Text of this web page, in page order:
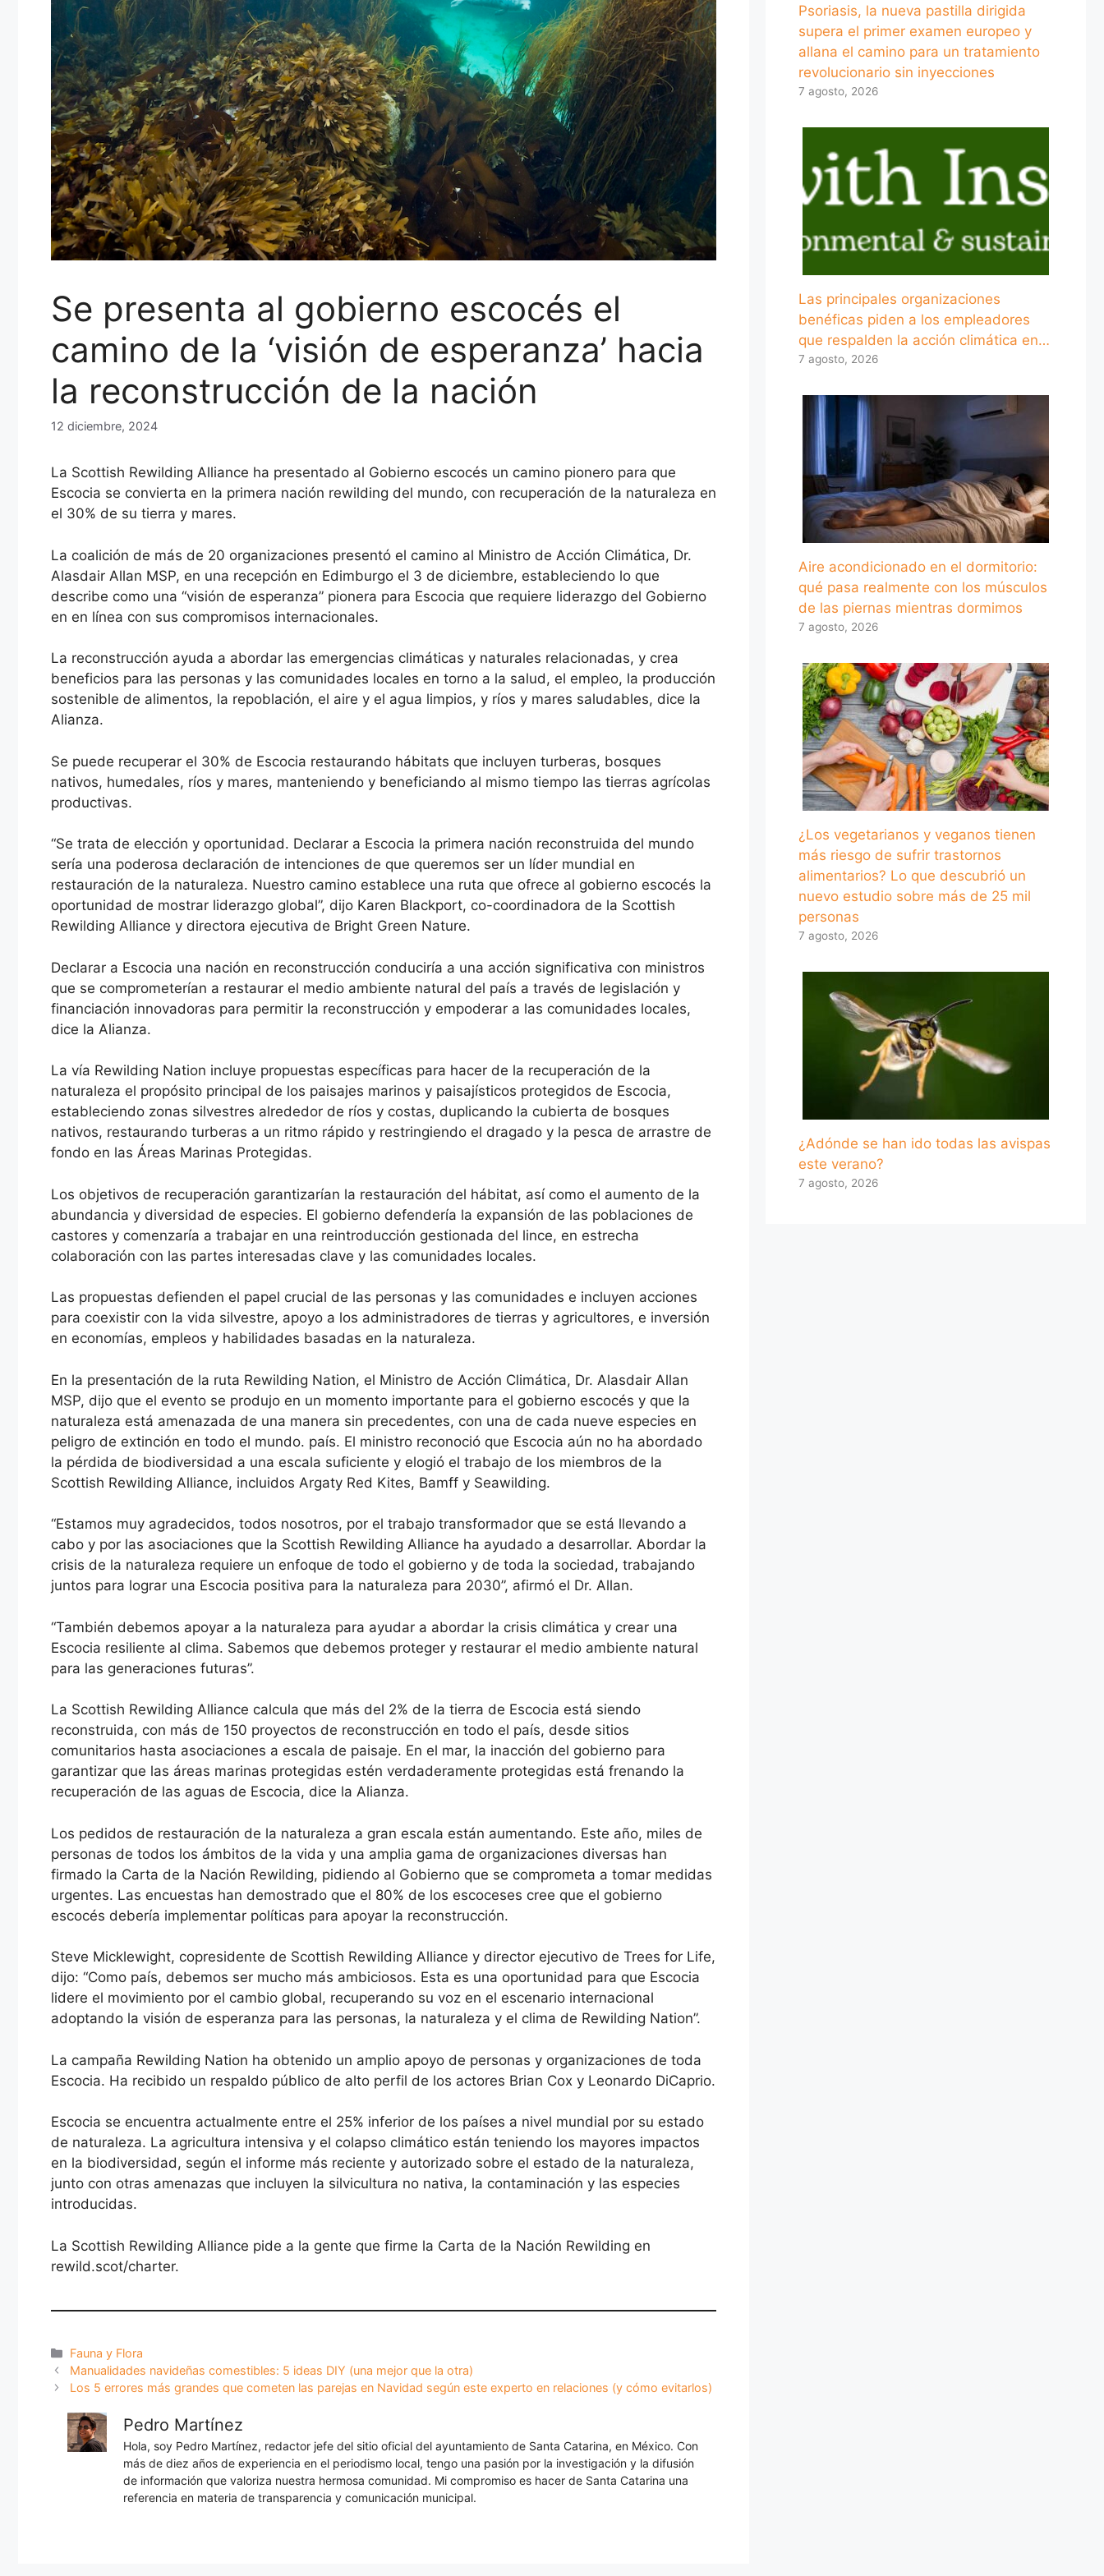
Se presenta al gobierno escocés el
camino de la ‘visión de esperanza’ hacia
la reconstrucción de la nación
12 diciembre, 2024
La Scottish Rewilding Alliance ha presentado al Gobierno escocés un camino pionero para que
Escocia se convierta en la primera nación rewilding del mundo, con recuperación de la naturaleza en
el 30% de su tierra y mares.
La coalición de más de 20 organizaciones presentó el camino al Ministro de Acción Climática, Dr.
Alasdair Allan MSP, en una recepción en Edimburgo el 3 de diciembre, estableciendo lo que
describe como una “visión de esperanza” pionera para Escocia que requiere liderazgo del Gobierno
en en línea con sus compromisos internacionales.
La reconstrucción ayuda a abordar las emergencias climáticas y naturales relacionadas, y crea
beneficios para las personas y las comunidades locales en torno a la salud, el empleo, la producción
sostenible de alimentos, la repoblación, el aire y el agua limpios, y ríos y mares saludables, dice la
Alianza.
Se puede recuperar el 30% de Escocia restaurando hábitats que incluyen turberas, bosques
nativos, humedales, ríos y mares, manteniendo y beneficiando al mismo tiempo las tierras agrícolas
productivas.
“Se trata de elección y oportunidad. Declarar a Escocia la primera nación reconstruida del mundo
sería una poderosa declaración de intenciones de que queremos ser un líder mundial en
restauración de la naturaleza. Nuestro camino establece una ruta que ofrece al gobierno escocés la
oportunidad de mostrar liderazgo global”, dijo Karen Blackport, co-coordinadora de la Scottish
Rewilding Alliance y directora ejecutiva de Bright Green Nature.
Declarar a Escocia una nación en reconstrucción conduciría a una acción significativa con ministros
que se comprometerían a restaurar el medio ambiente natural del país a través de legislación y
financiación innovadoras para permitir la reconstrucción y empoderar a las comunidades locales,
dice la Alianza.
La vía Rewilding Nation incluye propuestas específicas para hacer de la recuperación de la
naturaleza el propósito principal de los paisajes marinos y paisajísticos protegidos de Escocia,
estableciendo zonas silvestres alrededor de ríos y costas, duplicando la cubierta de bosques
nativos, restaurando turberas a un ritmo rápido y restringiendo el dragado y la pesca de arrastre de
fondo en las Áreas Marinas Protegidas.
Los objetivos de recuperación garantizarían la restauración del hábitat, así como el aumento de la
abundancia y diversidad de especies. El gobierno defendería la expansión de las poblaciones de
castores y comenzaría a trabajar en una reintroducción gestionada del lince, en estrecha
colaboración con las partes interesadas clave y las comunidades locales.
Las propuestas defienden el papel crucial de las personas y las comunidades e incluyen acciones
para coexistir con la vida silvestre, apoyo a los administradores de tierras y agricultores, e inversión
en economías, empleos y habilidades basadas en la naturaleza.
En la presentación de la ruta Rewilding Nation, el Ministro de Acción Climática, Dr. Alasdair Allan
MSP, dijo que el evento se produjo en un momento importante para el gobierno escocés y que la
naturaleza está amenazada de una manera sin precedentes, con una de cada nueve especies en
peligro de extinción en todo el mundo. país. El ministro reconoció que Escocia aún no ha abordado
la pérdida de biodiversidad a una escala suficiente y elogió el trabajo de los miembros de la
Scottish Rewilding Alliance, incluidos Argaty Red Kites, Bamff y Seawilding.
“Estamos muy agradecidos, todos nosotros, por el trabajo transformador que se está llevando a
cabo y por las asociaciones que la Scottish Rewilding Alliance ha ayudado a desarrollar. Abordar la
crisis de la naturaleza requiere un enfoque de todo el gobierno y de toda la sociedad, trabajando
juntos para lograr una Escocia positiva para la naturaleza para 2030”, afirmó el Dr. Allan.
“También debemos apoyar a la naturaleza para ayudar a abordar la crisis climática y crear una
Escocia resiliente al clima. Sabemos que debemos proteger y restaurar el medio ambiente natural
para las generaciones futuras”.
La Scottish Rewilding Alliance calcula que más del 2% de la tierra de Escocia está siendo
reconstruida, con más de 150 proyectos de reconstrucción en todo el país, desde sitios
comunitarios hasta asociaciones a escala de paisaje. En el mar, la inacción del gobierno para
garantizar que las áreas marinas protegidas estén verdaderamente protegidas está frenando la
recuperación de las aguas de Escocia, dice la Alianza.
Los pedidos de restauración de la naturaleza a gran escala están aumentando. Este año, miles de
personas de todos los ámbitos de la vida y una amplia gama de organizaciones diversas han
firmado la Carta de la Nación Rewilding, pidiendo al Gobierno que se comprometa a tomar medidas
urgentes. Las encuestas han demostrado que el 80% de los escoceses cree que el gobierno
escocés debería implementar políticas para apoyar la reconstrucción.
Steve Micklewight, copresidente de Scottish Rewilding Alliance y director ejecutivo de Trees for Life,
dijo: “Como país, debemos ser mucho más ambiciosos. Esta es una oportunidad para que Escocia
lidere el movimiento por el cambio global, recuperando su voz en el escenario internacional
adoptando la visión de esperanza para las personas, la naturaleza y el clima de Rewilding Nation”.
La campaña Rewilding Nation ha obtenido un amplio apoyo de personas y organizaciones de toda
Escocia. Ha recibido un respaldo público de alto perfil de los actores Brian Cox y Leonardo DiCaprio.
Escocia se encuentra actualmente entre el 25% inferior de los países a nivel mundial por su estado
de naturaleza. La agricultura intensiva y el colapso climático están teniendo los mayores impactos
en la biodiversidad, según el informe más reciente y autorizado sobre el estado de la naturaleza,
junto con otras amenazas que incluyen la silvicultura no nativa, la contaminación y las especies
introducidas.
La Scottish Rewilding Alliance pide a la gente que firme la Carta de la Nación Rewilding en
rewild.scot/charter.
Categorías
Fauna y Flora
Manualidades navideñas comestibles: 5 ideas DIY (una mejor que la otra)
Los 5 errores más grandes que cometen las parejas en Navidad según este experto en relaciones (y cómo evitarlos)
Pedro Martínez
Hola, soy Pedro Martínez, redactor jefe del sitio oficial del ayuntamiento de Santa Catarina, en México. Con
más de diez años de experiencia en el periodismo local, tengo una pasión por la investigación y la difusión
de información que valoriza nuestra hermosa comunidad. Mi compromiso es hacer de Santa Catarina una
referencia en materia de transparencia y comunicación municipal.
Psoriasis, la nueva pastilla dirigida
supera el primer examen europeo y
allana el camino para un tratamiento
revolucionario sin inyecciones
7 agosto, 2026
Las principales organizaciones
benéficas piden a los empleadores
que respalden la acción climática en…
7 agosto, 2026
Aire acondicionado en el dormitorio:
qué pasa realmente con los músculos
de las piernas mientras dormimos
7 agosto, 2026
¿Los vegetarianos y veganos tienen
más riesgo de sufrir trastornos
alimentarios? Lo que descubrió un
nuevo estudio sobre más de 25 mil
personas
7 agosto, 2026
¿Adónde se han ido todas las avispas
este verano?
7 agosto, 2026